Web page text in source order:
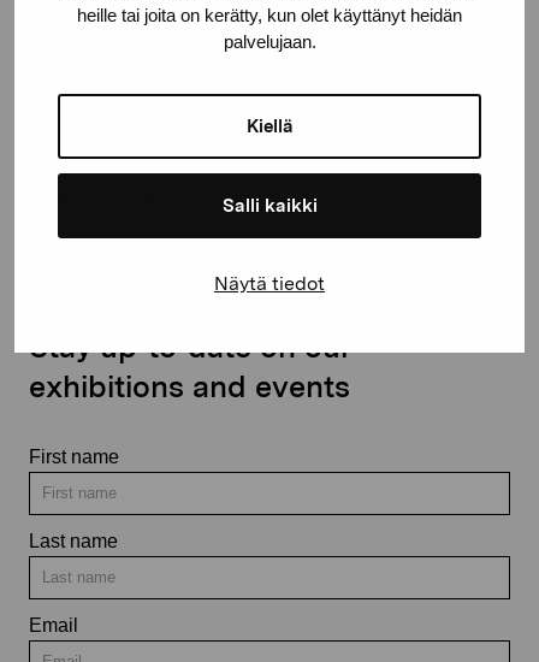
heille tai joita on kerätty, kun olet käyttänyt heidän
palvelujaan.
Kiellä
Salli kaikki
Näytä tiedot
proartibus@proartibus.fi
Stay up-to-date on our
exhibitions and events
First name
Last name
Email